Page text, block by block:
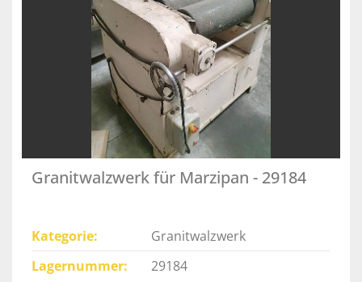
Granitwalzwerk für Marzipan - 29184
Kategorie
Granitwalzwerk
Lagernummer
29184